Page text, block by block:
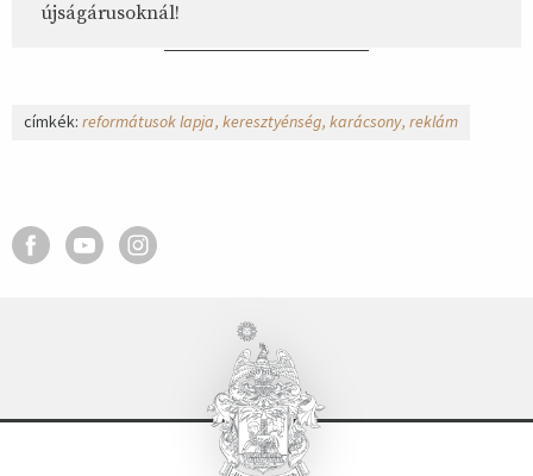
újságárusoknál!
címkék: reformátusok lapja keresztyénség karácsony reklám